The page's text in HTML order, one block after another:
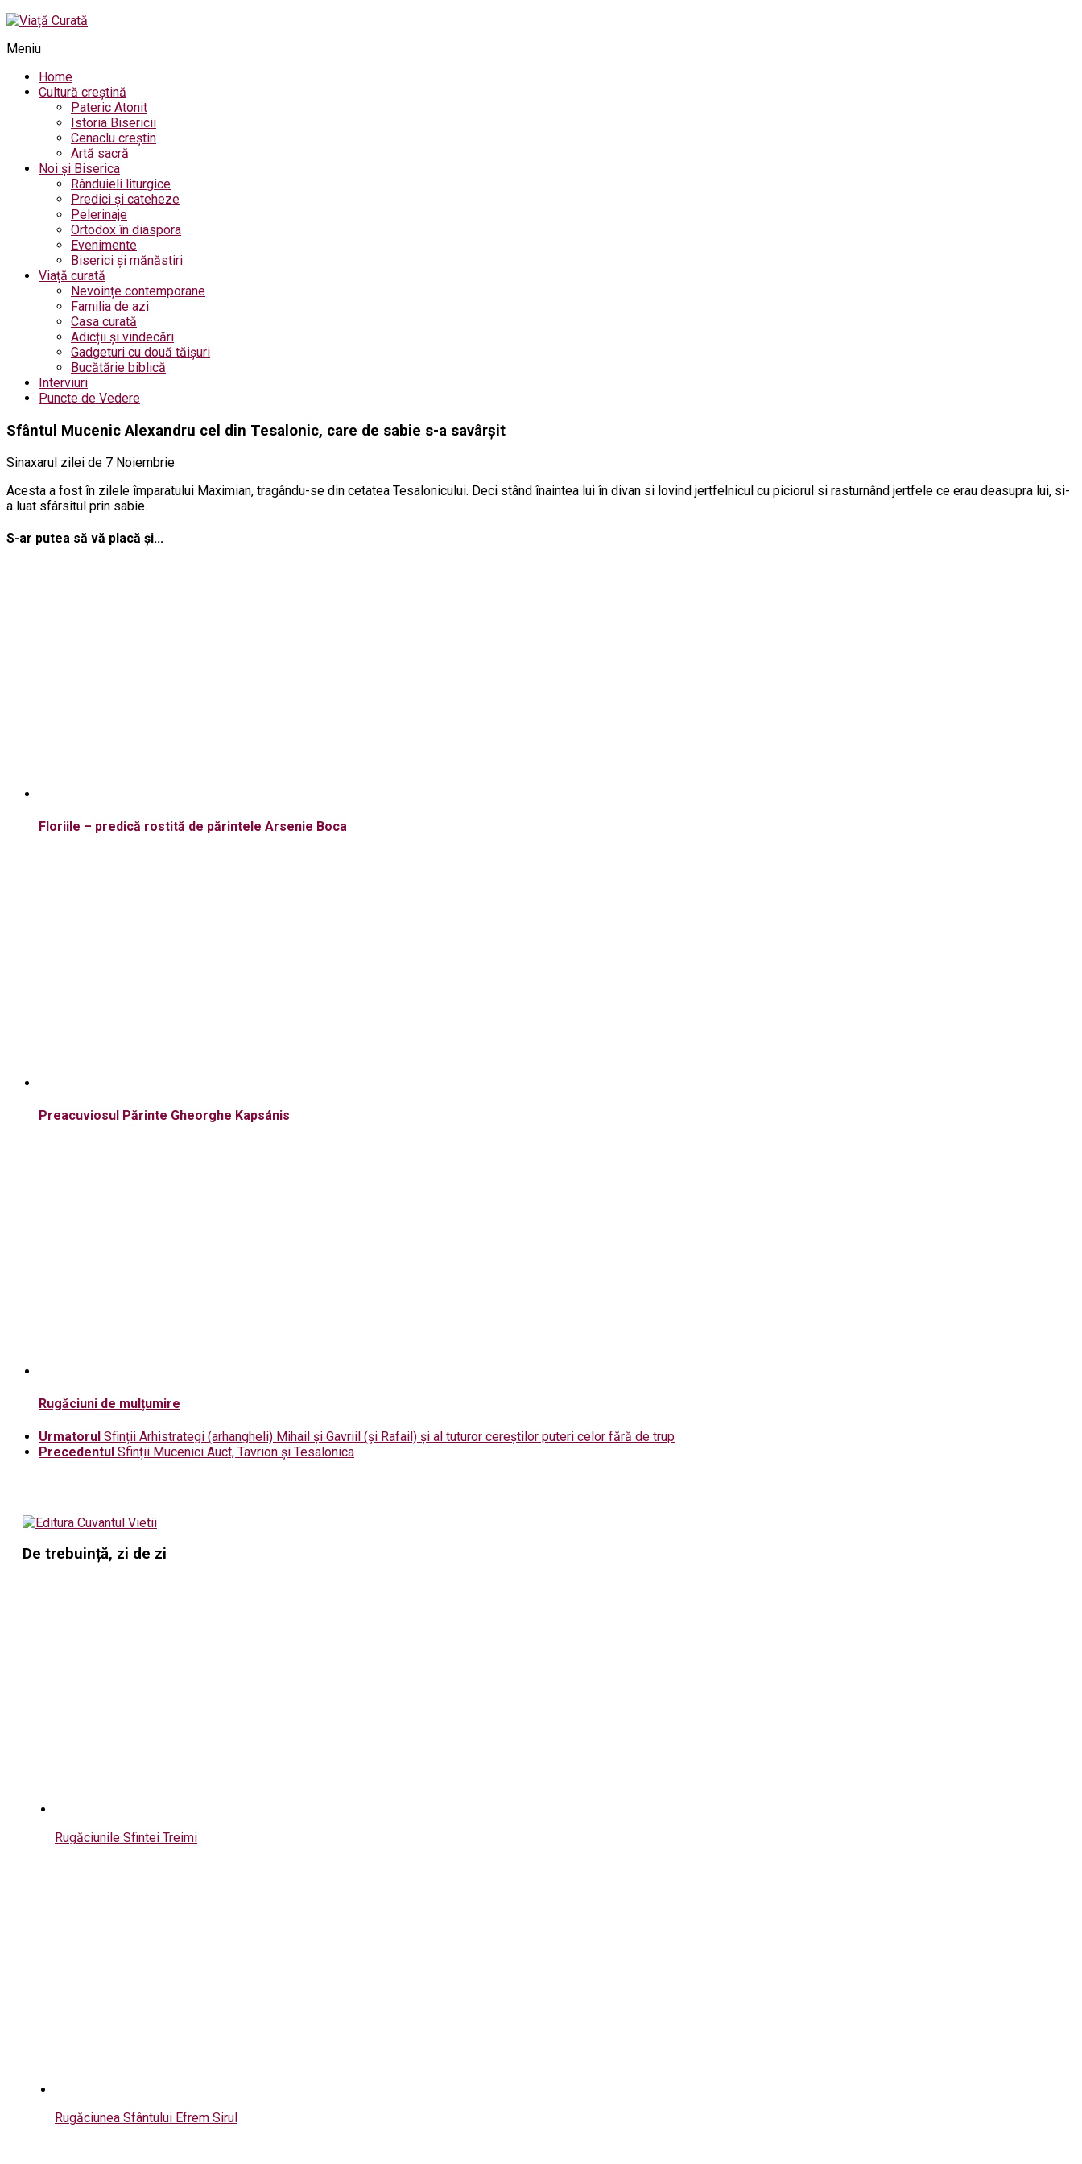
Meniu
Home
Cultură creștină
Pateric Atonit
Istoria Bisericii
Cenaclu creștin
Artă sacră
Noi și Biserica
Rânduieli liturgice
Predici și cateheze
Pelerinaje
Ortodox în diaspora
Evenimente
Biserici și mănăstiri
Viață curată
Nevoințe contemporane
Familia de azi
Casa curată
Adicții și vindecări
Gadgeturi cu două tăișuri
Bucătărie biblică
Interviuri
Puncte de Vedere
Sfântul Mucenic Alexandru cel din Tesalonic, care de sabie s-a savârșit
Sinaxarul zilei de 7 Noiembrie
Acesta a fost în zilele împaratului Maximian, tragându-se din cetatea Tesalonicului. Deci stând înaintea lui în divan si lovind jertfelnicul cu piciorul si rasturnând jertfele ce erau deasupra lui, si-
a luat sfârsitul prin sabie.
S-ar putea să vă placă și...
Floriile – predică rostită de părintele Arsenie Boca
Preacuviosul Părinte Gheorghe Kapsánis
Rugăciuni de mulțumire
Urmatorul Sfinții Arhistrategi (arhangheli) Mihail și Gavriil (și Rafail) și al tuturor cereștilor puteri celor fără de trup
Precedentul Sfinții Mucenici Auct, Tavrion și Tesalonica
De trebuință, zi de zi
Rugăciunile Sfintei Treimi
Rugăciunea Sfântului Efrem Sirul